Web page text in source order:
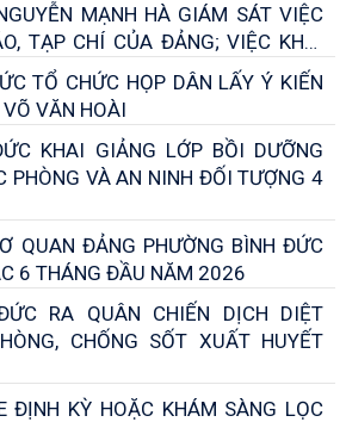
MẠNH HÀ GIÁM SÁT VIỆC
TẠP CHÍ CỦA ĐẢNG; VIỆC KHAI
TIN THÔNG TIN NỘI BỘ
TỔ CHỨC HỌP DÂN LẤY Ý KIẾN
VĂN HOÀI
KHAI GIẢNG LỚP BỒI DƯỠNG
PHÒNG VÀ AN NINH ĐỐI TƯỢNG 4
QUAN ĐẢNG PHƯỜNG BÌNH ĐỨC
6 THÁNG ĐẦU NĂM 2026
RA QUÂN CHIẾN DỊCH DIỆT
CHỐNG SỐT XUẤT HUYẾT
ĐỊNH KỲ HOẶC KHÁM SÀNG LỌC